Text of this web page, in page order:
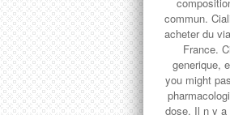
commun.
acheter du
France.
generique,
you might
dose. Il n y a